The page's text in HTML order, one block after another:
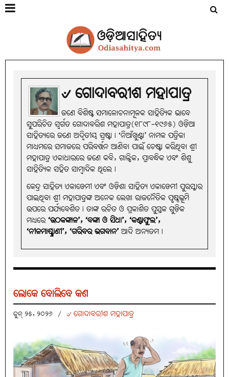
୰ ଗୋଦାବରୀଶ ମହାପାତ୍ର
ଜଣେ ବିଶିଷ୍ଟ ସମାଳୋଚନାମୂଳକ ସାହିତ୍ୟିକ ଭାବେ
ସୁପରିଚିତ ସ୍ବର୍ଗତ ଗୋଦାବରିଶ ମହାପାତ୍ର(୧୮୯୮-୧୯୬୫) ଓଡ଼ିଆ
ସାହିତ୍ୟରେ ଜଣେ ଅଦ୍ବିତୀୟ ସ୍ରଷ୍ଟା। ‘ନିଆଁଖୁଣ୍ଟା’ ନାମକ ପତ୍ରିକା
ମାଧ୍ୟମରେ ସମାଜରେ ପରିବର୍ତ୍ତନ ଆଣିବା ପାଇଁ ଚେଷ୍ଟା କରିଥିବା ଶ୍ରୀ
ମହାପାତ୍ର ଏକାଧାରରେ ଜଣେ କବି, ଗାଳ୍ପିକ, ପ୍ରାବନ୍ଧିକ ଏବଂ ଶିଶୁ
ସାହିତ୍ୟିକ ସହିତ ସାମ୍ବାଦିକ ଥିଲେ।
କେନ୍ଦ୍ର ସାହିତ୍ୟ ଏକାଡେମୀ ଏବଂ ଓଡ଼ିଶା ସାହିତ୍ୟ ଏକାଡେମୀ ପୁରସ୍କାର
ପାଇଥିବା ଶ୍ରୀ ମହାପାତ୍ରଙ୍କ ଅନେକ ଲେଖା ରାଜନୈତିକ ପୃଷ୍ଠଭୂମି
ଉପରେ ପର୍ଯ୍ୟବେଶିତ। ତାଙ୍କ ରଚିତ ଓ ପ୍ରକାଶିତ ପୁସ୍ତକ ଗୁଡ଼ିକ
ମଧ୍ୟରେ‘ଉଠକଙ୍କାଳ’, ‘ବଙ୍କା ଓ ସିଧା’, ‘କଣ୍ଟାଫୁଲ’,
‘ନୀଳମାଷ୍ଟ୍ରାଣୀ’, ‘ଗରିବର ଭଗବାନ’ଆଦି ଅନ୍ୟତମ।
ଲୋକେ ବୋଲିବେ କଣ
ଜୁନ୍ ୨୫, ୨୦୨୬ / ୰ ଗୋଦାବରୀଶ ମହାପାତ୍ର